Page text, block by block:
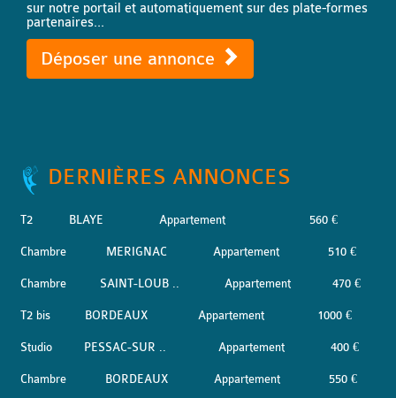
sur notre portail et automatiquement sur des plate-formes
partenaires...
Déposer une annonce
DERNIÈRES ANNONCES
T2 BLAYE Appartement 560 €
Chambre MERIGNAC Appartement 510 €
Chambre SAINT-LOUB .. Appartement 470 €
T2 bis BORDEAUX Appartement 1000 €
Studio PESSAC-SUR .. Appartement 400 €
Chambre BORDEAUX Appartement 550 €